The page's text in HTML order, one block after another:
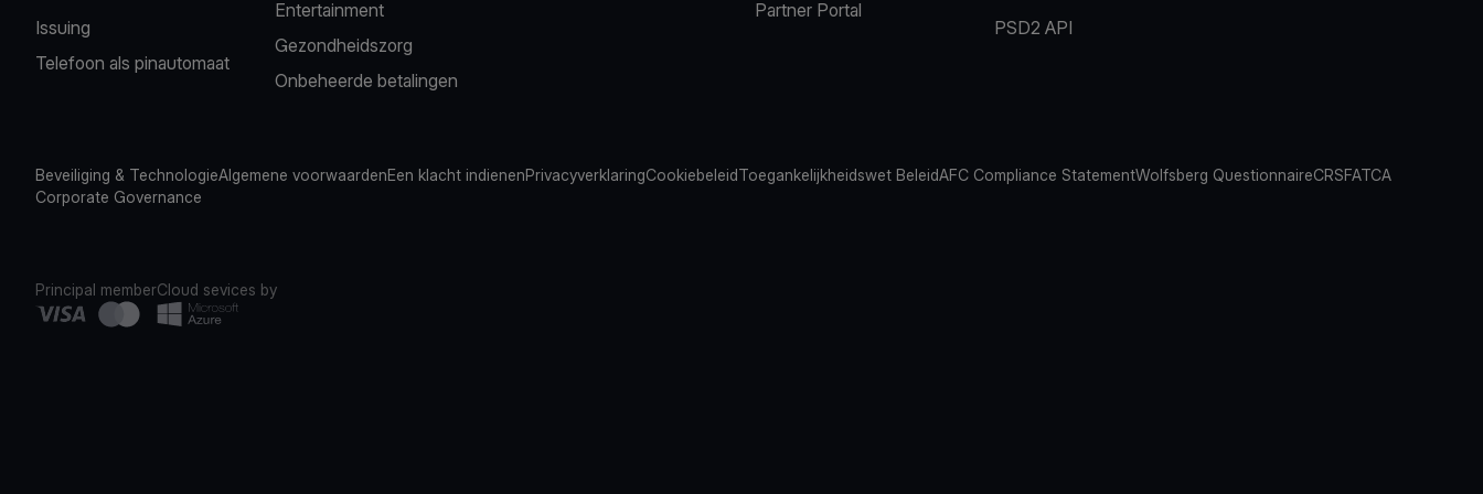
Issuing
Telefoon als pinautomaat
Entertainment
Gezondheidszorg
Onbeheerde betalingen
Partner Portal
PSD2 API
Beveiliging & TechnologieAlgemene voorwaardenEen klacht indienenPrivacyverklaringCookiebeleidToegankelijkheidswet BeleidAFC Compliance StatementWolfsberg QuestionnaireCRSFATCA
Corporate Governance
Principal memberCloud sevices by